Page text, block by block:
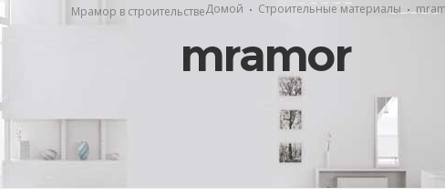
Мрамор в строительствеДомой Строительные материалы
mramor